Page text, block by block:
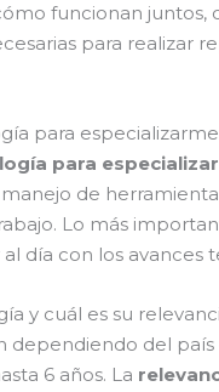
funcionan
para realizar
para
para
de
Lo más
día con los
y cuál es su
dependiendo del
6 años. La